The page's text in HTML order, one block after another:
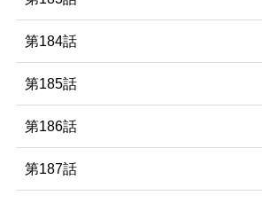
第184話
第185話
第186話
第187話